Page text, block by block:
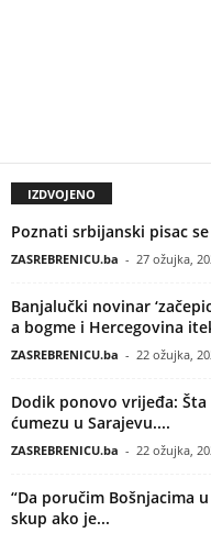
IZDVOJENO
Poznati srbijanski pisac
ZASREBRENICU.ba - 27 ožujka,
Banjalučki novinar
a bogme i Hercegovina
ZASREBRENICU.ba - 22 ožujka,
Dodik ponovo vrijeđa:
ćumezu u Sarajevu....
ZASREBRENICU.ba - 22 ožujka,
“Da poručim Bošnjacima
skup ako je...